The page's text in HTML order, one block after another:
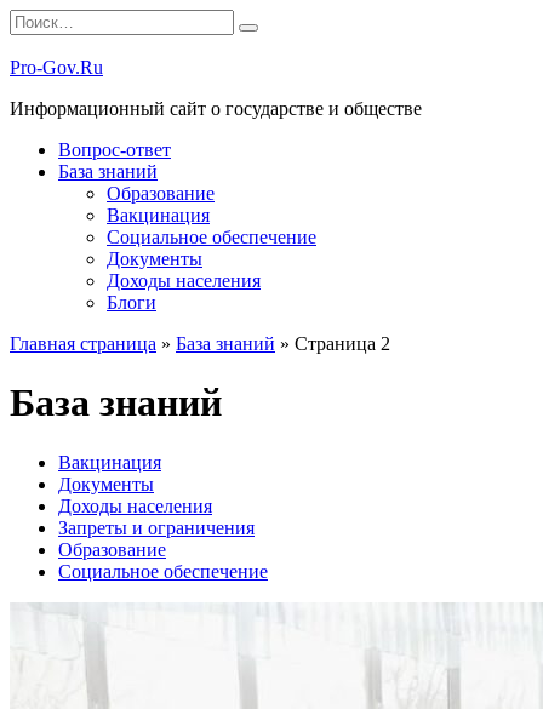
Перейти
к
содержанию
Search
for:
Pro-Gov.Ru
Информационный сайт о государстве и обществе
Вопрос-ответ
База знаний
Образование
Вакцинация
Социальное обеспечение
Документы
Доходы населения
Блоги
Главная страница » База знаний » Страница 2
База знаний
Вакцинация
Документы
Доходы населения
Запреты и ограничения
Образование
Социальное обеспечение